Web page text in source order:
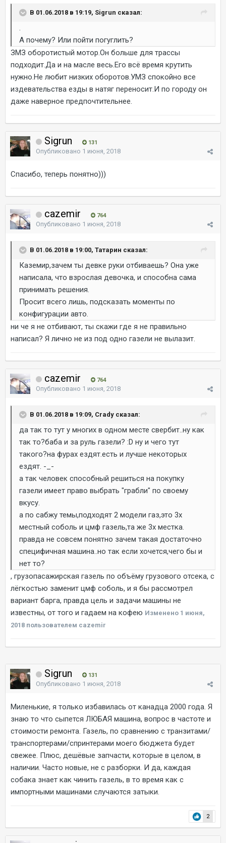
В 01.06.2018 в 19:19, Sigrun сказал:
.
А почему? Или пойти погуглить?
ЗМЗ оборотистый мотор.Он больше для трассы
подходит.Да и на масле весь.Его всё время крутить
нужно.Не любит низких оборотов.УМЗ спокойно все
издевательства езды в натяг переносит.И по городу он
даже наверное предпочтительнее.
Sigrun 131
Опубликовано 1 июня, 2018
Спасибо, теперь понятно)))
cazemir 764
Опубликовано 1 июня, 2018
В 01.06.2018 в 19:00, Татарин сказал:
Каземир,зачем ты девке руки отбиваешь? Она уже
написала, что взрослая девочка, и способна сама
принимать решения.
Просит всего лишь, подсказать моменты по
конфигурации авто.
ни че я не отбивают, ты скажи где я не правильно
написал? Я лично не из под одно газели не вылазит.
cazemir 764
Опубликовано 1 июня, 2018
В 01.06.2018 в 19:09, Crady сказал:
да так то тут у многих в одном месте свербит..ну как
так то?баба и за руль газели? :D ну и чего тут
такого?на фурах ездят.есть и лучше некоторых
ездят. -_-
а так человек способный решиться на покупку
газели имеет право выбрать "грабли" по своему
вкусу.
а по сабжу темы,подходят 2 модели газ,это 3х
местный соболь и цмф газель,та же 3х местка.
правда не совсем понятно зачем такая достаточно
специфичная машина..но так если хочется,чего бы и
нет то?
, грузопасажирская газель по объёму грузового отсека, с
лёгкостью заменит цмф соболь, и я бы рассмотрел
вариант барга, правда цель и задачи машины не
известны, от того и гадаем на кофею Изменено 1 июня,
2018 пользователем cazemir
Sigrun 131
Опубликовано 1 июня, 2018
Миленькие, я только избавилась от канадца 2000 года. Я
знаю то что сыпется ЛЮБАЯ машина, вопрос в частоте и
стоимости ремонта. Газель, по сравнению с транзитами/
транспортерами/спринтерами моего бюджета будет
свежее. Плюс, дешёвые запчасти, которые в целом, в
наличии. Часто новые, не с разборки. И да, каждая
собака знает как чинить газель, в то время как с
импортными машинами случаются затыки.
2